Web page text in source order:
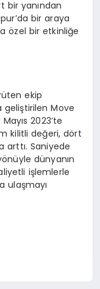
bir yanından
bir araya
özel bir etkinliğe
ekip
geliştirilen Move
2023’te
kilitli değeri, dört
arttı. Saniyede
dünyanın
işlemlerle
ulaşmayı